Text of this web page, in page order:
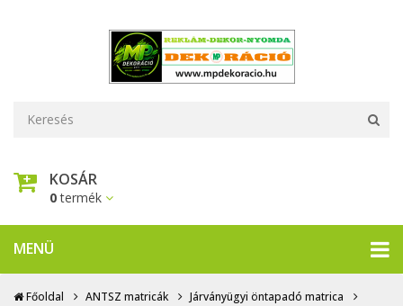
KOSÁR
0termék
MENÜ
Főoldal ANTSZ matricák
Járványügyi öntapadó matrica